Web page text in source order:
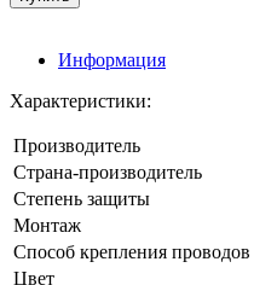
Информация
Характеристики:
Производитель
Страна-производитель
Степень защиты
Монтаж
Способ крепления проводов
Цвет